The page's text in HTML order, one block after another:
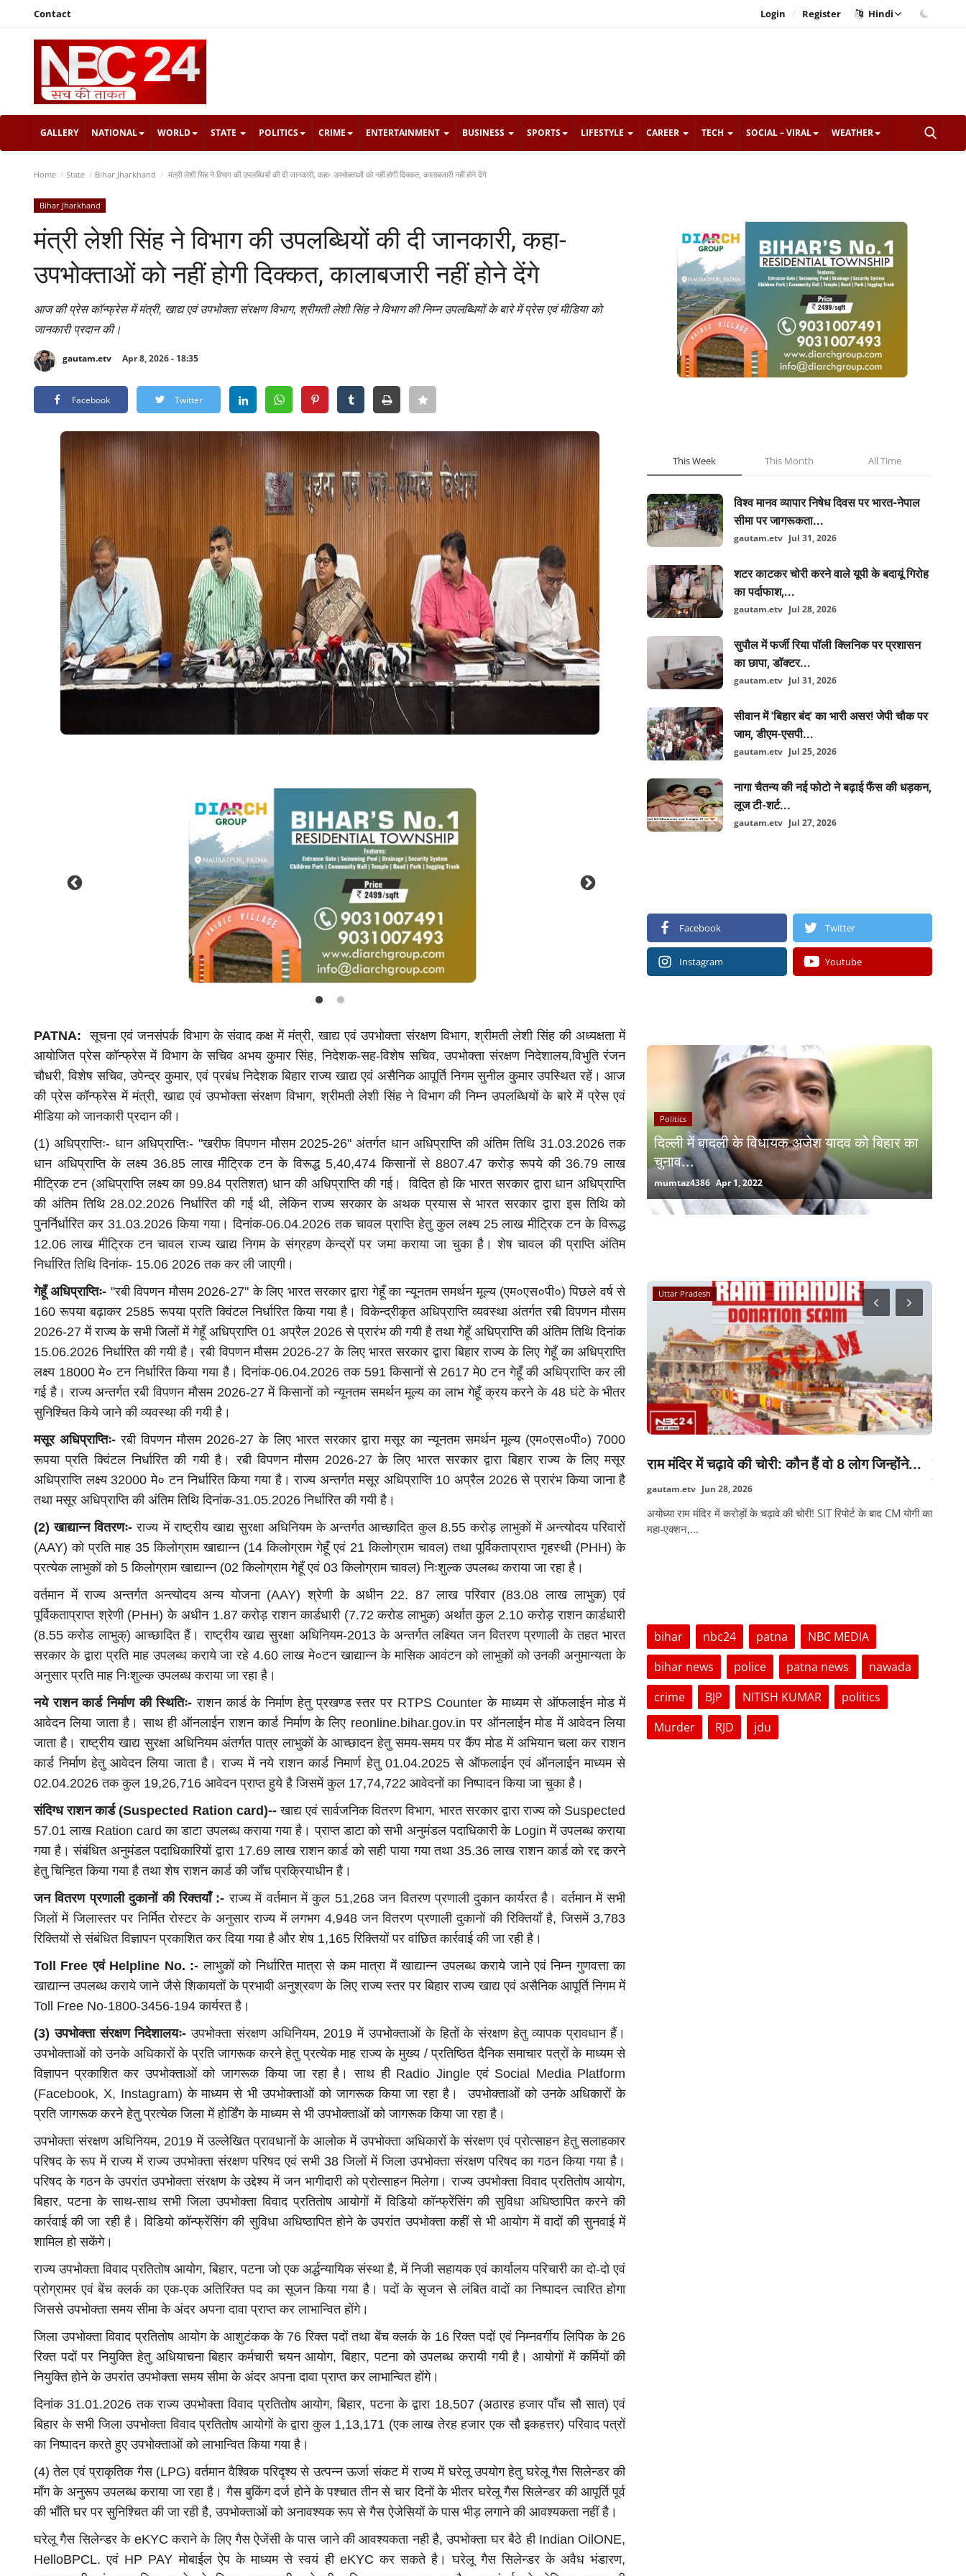
Contact Login / Register Hindi
GALLERY NATIONAL WORLD STATE POLITICS CRIME ENTERTAINMENT BUSINESS SPORTS LIFESTYLE CAREER TECH SOCIAL – VIRAL WEATHER
Home State Bihar Jharkhand मंत्री लेशी सिंह ने विभाग की उपलब्धियों की दी जानकारी, कहा- उपभोक्ताओं को नहीं होगी दिक्कत, कालाबजारी नहीं होने देंगे
Bihar Jharkhand
मंत्री लेशी सिंह ने विभाग की उपलब्धियों की दी जानकारी, कहा-
उपभोक्ताओं को नहीं होगी दिक्कत, कालाबजारी नहीं होने देंगे
आज की प्रेस कॉन्फ्रेस में मंत्री, खाद्य एवं उपभोक्ता संरक्षण विभाग, श्रीमती लेशी सिंह ने विभाग की निम्न उपलब्धियों के बारे में प्रेस एवं मीडिया को
जानकारी प्रदान की।
gautam.etv Apr 8, 2026 - 18:35
Facebook Twitter
PATNA: सूचना एवं जनसंपर्क विभाग के संवाद कक्ष में मंत्री, खाद्य एवं उपभोक्ता संरक्षण विभाग, श्रीमती लेशी सिंह की अध्यक्षता में
आयोजित प्रेस कॉन्फ्रेस में विभाग के सचिव अभय कुमार सिंह, निदेशक-सह-विशेष सचिव, उपभोक्ता संरक्षण निदेशालय,विभुति रंजन
चौधरी, विशेष सचिव, उपेन्द्र कुमार, एवं प्रबंध निदेशक बिहार राज्य खाद्य एवं असैनिक आपूर्ति निगम सुनील कुमार उपस्थित रहें। आज
की प्रेस कॉन्फ्रेस में मंत्री, खाद्य एवं उपभोक्ता संरक्षण विभाग, श्रीमती लेशी सिंह ने विभाग की निम्न उपलब्धियों के बारे में प्रेस एवं
मीडिया को जानकारी प्रदान की।
(1) अधिप्राप्तिः- धान अधिप्राप्तिः- "खरीफ विपणन मौसम 2025-26" अंतर्गत धान अधिप्राप्ति की अंतिम तिथि 31.03.2026 तक
धान अधिप्राप्ति के लक्ष्य 36.85 लाख मीट्रिक टन के विरूद्ध 5,40,474 किसानों से 8807.47 करोड़ रूपये की 36.79 लाख
मीट्रिक टन (अधिप्राप्ति लक्ष्य का 99.84 प्रतिशत) धान की अधिप्राप्ति की गई। विदित हो कि भारत सरकार द्वारा धान अधिप्राप्ति
की अंतिम तिथि 28.02.2026 निर्धारित की गई थी, लेकिन राज्य सरकार के अथक प्रयास से भारत सरकार द्वारा इस तिथि को
पुनर्निर्धारित कर 31.03.2026 किया गया। दिनांक-06.04.2026 तक चावल प्राप्ति हेतु कुल लक्ष्य 25 लाख मीट्रिक टन के विरूद्ध
12.06 लाख मीट्रिक टन चावल राज्य खाद्य निगम के संग्रहण केन्द्रों पर जमा कराया जा चुका है। शेष चावल की प्राप्ति अंतिम
निर्धारित तिथि दिनांक- 15.06 2026 तक कर ली जाएगी।
गेहूँ अधिप्राप्तिः- "रबी विपणन मौसम 2026-27" के लिए भारत सरकार द्वारा गेहूँ का न्यूनतम समर्थन मूल्य (एम०एस०पी०) पिछले वर्ष से
160 रूपया बढ़ाकर 2585 रूपया प्रति क्विंटल निर्धारित किया गया है। विकेन्द्रीकृत अधिप्राप्ति व्यवस्था अंतर्गत रबी विपणन मौसम
2026-27 में राज्य के सभी जिलों में गेहूँ अधिप्राप्ति 01 अप्रैल 2026 से प्रारंभ की गयी है तथा गेहूँ अधिप्राप्ति की अंतिम तिथि दिनांक
15.06.2026 निर्धारित की गयी है। रबी विपणन मौसम 2026-27 के लिए भारत सरकार द्वारा बिहार राज्य के लिए गेहूँ का अधिप्राप्ति
लक्ष्य 18000 मे० टन निर्धारित किया गया है। दिनांक-06.04.2026 तक 591 किसानों से 2617 मे0 टन गेहूँ की अधिप्राप्ति कर ली
गई है। राज्य अन्तर्गत रबी विपणन मौसम 2026-27 में किसानों को न्यूनतम समर्थन मूल्य का लाभ गेहूँ क्रय करने के 48 घंटे के भीतर
सुनिश्चित किये जाने की व्यवस्था की गयी है।
मसूर अधिप्राप्तिः- रबी विपणन मौसम 2026-27 के लिए भारत सरकार द्वारा मसूर का न्यूनतम समर्थन मूल्य (एम०एस०पी०) 7000
रूपया प्रति क्विंटल निर्धारित की गयी है। रबी विपणन मौसम 2026-27 के लिए भारत सरकार द्वारा बिहार राज्य के लिए मसूर
अधिप्राप्ति लक्ष्य 32000 मे० टन निर्धारित किया गया है। राज्य अन्तर्गत मसूर अधिप्राप्ति 10 अप्रैल 2026 से प्रारंभ किया जाना है
तथा मसूर अधिप्राप्ति की अंतिम तिथि दिनांक-31.05.2026 निर्धारित की गयी है।
(2) खाद्यान्न वितरणः- राज्य में राष्ट्रीय खाद्य सुरक्षा अधिनियम के अन्तर्गत आच्छादित कुल 8.55 करोड़ लाभुकों में अन्त्योदय परिवारों
(AAY) को प्रति माह 35 किलोग्राम खाद्यान्न (14 किलोग्राम गेहूँ एवं 21 किलोग्राम चावल) तथा पूर्विकताप्राप्त गृहस्थी (PHH) के
प्रत्येक लाभुकों को 5 किलोग्राम खाद्यान्न (02 किलोग्राम गेहूँ एवं 03 किलोग्राम चावल) निःशुल्क उपलब्ध कराया जा रहा है।
वर्तमान में राज्य अन्तर्गत अन्त्योदय अन्य योजना (AAY) श्रेणी के अधीन 22. 87 लाख परिवार (83.08 लाख लाभुक) एवं
पूर्विकताप्राप्त श्रेणी (PHH) के अधीन 1.87 करोड़ राशन कार्डधारी (7.72 करोड लाभुक) अर्थात कुल 2.10 करोड़ राशन कार्डधारी
(8.55 करोड लाभुक्) आच्छादित हैं। राष्ट्रीय खाद्य सुरक्षा अधिनियम-2013 के अन्तर्गत लक्ष्यित जन वितरण प्रणाली के तहत भारत
सरकार के द्वारा प्रति माह उपलब्ध कराये जा रहे 4.60 लाख मे०टन खाद्यान्न के मासिक आवंटन को लाभुकों को उनकी अनुमान्यता के
अनुसार प्रति माह निःशुल्क उपलब्ध कराया जा रहा है।
नये राशन कार्ड निर्माण की स्थितिः- राशन कार्ड के निर्माण हेतु प्रखण्ड स्तर पर RTPS Counter के माध्यम से ऑफलाईन मोड में
आवेदन लिया जाता है। साथ ही ऑनलाईन राशन कार्ड निर्माण के लिए reonline.bihar.gov.in पर ऑनलाईन मोड में आवेदन लिया
जाता है। राष्ट्रीय खाद्य सुरक्षा अधिनियम अंतर्गत पात्र लाभुकों के आच्छादन हेतु समय-समय पर कैंप मोड में अभियान चला कर राशन
कार्ड निर्माण हेतु आवेदन लिया जाता है। राज्य में नये राशन कार्ड निमार्ण हेतु 01.04.2025 से ऑफलाईन एवं ऑनलाईन माध्यम से
02.04.2026 तक कुल 19,26,716 आवेदन प्राप्त हुये है जिसमें कुल 17,74,722 आवेदनों का निष्पादन किया जा चुका है।
संदिग्ध राशन कार्ड (Suspected Ration card)--खाद्य एवं सार्वजनिक वितरण विभाग, भारत सरकार द्वारा राज्य को Suspected
57.01 लाख Ration card का डाटा उपलब्ध कराया गया है। प्राप्त डाटा को सभी अनुमंडल पदाधिकारी के Login में उपलब्ध कराया
गया है। संबंधित अनुमंडल पदाधिकारियों द्वारा 17.69 लाख राशन कार्ड को सही पाया गया तथा 35.36 लाख राशन कार्ड को रद्द करने
हेतु चिन्हित किया गया है तथा शेष राशन कार्ड की जाँच प्रक्रियाधीन है।
जन वितरण प्रणाली दुकानों की रिक्तयाँ :- राज्य में वर्तमान में कुल 51,268 जन वितरण प्रणाली दुकान कार्यरत है। वर्तमान में सभी
जिलों में जिलास्तर पर निर्मित रोस्टर के अनुसार राज्य में लगभग 4,948 जन वितरण प्रणाली दुकानों की रिक्तियाँ है, जिसमें 3,783
रिक्तियों से संबंधित विज्ञापन प्रकाशित कर दिया गया है और शेष 1,165 रिक्तियों पर वांछित कार्रवाई की जा रही है।
Toll Free एवं Helpline No. :- लाभुकों को निर्धारित मात्रा से कम मात्रा में खाद्यान्न उपलब्ध कराये जाने एवं निम्न गुणवत्ता का
खाद्यान्न उपलब्ध कराये जाने जैसे शिकायतों के प्रभावी अनुश्रवण के लिए राज्य स्तर पर बिहार राज्य खाद्य एवं असैनिक आपूर्ति निगम में
Toll Free No-1800-3456-194 कार्यरत है।
(3) उपभोक्ता संरक्षण निदेशालयः- उपभोक्ता संरक्षण अधिनियम, 2019 में उपभोक्ताओं के हितों के संरक्षण हेतु व्यापक प्रावधान हैं।
उपभोक्ताओं को उनके अधिकारों के प्रति जागरूक करने हेतु प्रत्येक माह राज्य के मुख्य / प्रतिष्ठित दैनिक समाचार पत्रों के माध्यम से
विज्ञापन प्रकाशित कर उपभोक्ताओं को जागरूक किया जा रहा है। साथ ही Radio Jingle एवं Social Media Platform
(Facebook, X, Instagram) के माध्यम से भी उपभोक्ताओं को जागरूक किया जा रहा है। उपभोक्ताओं को उनके अधिकारों के
प्रति जागरूक करने हेतु प्रत्येक जिला में होर्डिंग के माध्यम से भी उपभोक्ताओं को जागरूक किया जा रहा है।
उपभोक्ता संरक्षण अधिनियम, 2019 में उल्लेखित प्रावधानों के आलोक में उपभोक्ता अधिकारों के संरक्षण एवं प्रोत्साहन हेतु सलाहकार
परिषद के रूप में राज्य में राज्य उपभोक्ता संरक्षण परिषद एवं सभी 38 जिलों में जिला उपभोक्ता संरक्षण परिषद का गठन किया गया है।
परिषद के गठन के उपरांत उपभोक्ता संरक्षण के उद्देश्य में जन भागीदारी को प्रोत्साहन मिलेगा। राज्य उपभोक्ता विवाद प्रतितोष आयोग,
बिहार, पटना के साथ-साथ सभी जिला उपभोक्ता विवाद प्रतितोष आयोगों में विडियो कॉन्फ्रेंसिंग की सुविधा अधिष्ठापित करने की
कार्रवाई की जा रही है। विडियो कॉन्फ्रेंसिंग की सुविधा अधिष्ठापित होने के उपरांत उपभोक्ता कहीं से भी आयोग में वादों की सुनवाई में
शामिल हो सकेंगे।
राज्य उपभोक्ता विवाद प्रतितोष आयोग, बिहार, पटना जो एक अर्द्धन्यायिक संस्था है, में निजी सहायक एवं कार्यालय परिचारी का दो-दो एवं
प्रोग्रामर एवं बेंच क्लर्क का एक-एक अतिरिक्त पद का सूजन किया गया है। पदों के सृजन से लंबित वादों का निष्पादन त्वारित होगा
जिससे उपभोक्ता समय सीमा के अंदर अपना दावा प्राप्त कर लाभान्वित होंगे।
जिला उपभोक्ता विवाद प्रतितोष आयोग के आशुटंकक के 76 रिक्त पदों तथा बेंच क्लर्क के 16 रिक्त पदों एवं निम्नवर्गीय लिपिक के 26
रिक्त पदों पर नियुक्ति हेतु अधियाचना बिहार कर्मचारी चयन आयोग, बिहार, पटना को उपलब्ध करायी गयी है। आयोगों में कर्मियों की
नियुक्ति होने के उपरांत उपभोक्ता समय सीमा के अंदर अपना दावा प्राप्त कर लाभान्वित होंगे।
दिनांक 31.01.2026 तक राज्य उपभोक्ता विवाद प्रतितोष आयोग, बिहार, पटना के द्वारा 18,507 (अठारह हजार पाँच सौ सात) एवं
बिहार के सभी जिला उपभोक्ता विवाद प्रतितोष आयोगों के द्वारा कुल 1,13,171 (एक लाख तेरह हजार एक सौ इकहत्तर) परिवाद पत्रों
का निष्पादन करते हुए उपभोक्ताओं को लाभान्वित किया गया है।
(4) तेल एवं प्राकृतिक गैस (LPG) वर्तमान वैश्विक परिदृश्य से उत्पन्न ऊर्जा संकट में राज्य में घरेलू उपयोग हेतु घरेलू गैस सिलेन्डर की
माँग के अनुरूप उपलब्ध कराया जा रहा है। गैस बुकिंग दर्ज होने के पश्चात तीन से चार दिनों के भीतर घरेलू गैस सिलेन्डर की आपूर्ति पूर्व
की भाँति घर पर सुनिश्चित की जा रही है, उपभोक्ताओं को अनावश्यक रूप से गैस ऐजेसियों के पास भीड़ लगाने की आवश्यकता नहीं है।
घरेलू गैस सिलेन्डर के eKYC कराने के लिए गैस ऐजेंसी के पास जाने की आवश्यकता नही है, उपभोक्ता घर बैठे ही Indian OilONE,
HelloBPCL. एवं HP PAY मोबाईल ऐप के माध्यम से स्वयं ही eKYC कर सकते है। घरेलू गैस सिलेन्डर के अवैध भंडारण,
This Week This Month All Time
विश्व मानव व्यापार निषेध दिवस पर भारत-नेपाल
सीमा पर जागरूकता...
gautam.etv Jul 31, 2026
शटर काटकर चोरी करने वाले यूपी के बदायूं गिरोह
का पर्दाफाश,...
gautam.etv Jul 28, 2026
सुपौल में फर्जी रिया पॉली क्लिनिक पर प्रशासन
का छापा, डॉक्टर...
gautam.etv Jul 31, 2026
सीवान में 'बिहार बंद' का भारी असर! जेपी चौक पर
जाम, डीएम-एसपी...
gautam.etv Jul 25, 2026
नागा चैतन्य की नई फोटो ने बढ़ाई फैंस की धड़कन,
लूज टी-शर्ट...
gautam.etv Jul 27, 2026
Facebook Twitter
Instagram Youtube
Politics
दिल्ली में बादली के विधायक अजेश यादव को बिहार का
चुनाव...
mumtaz4386 Apr 1, 2022
Education
16 जून सिविल सेवा परीक्षा से पहले संशोधित करने के लिए
महत्वपूर्ण...
Pushpita Kumari May 20, 2024
यूपीएससी प्रीलिम्स 2024 का प्रयास करने से पहले, उम्मीदवारों के लिए इन
अधिनियमों...
Weather
लखीसराय में आसमानी आफत: खेत में काम कर रहे मजदूरों
पर गिरा...
gautam.etv
लखीसराय के हलसी थाना क्षेत्र में बड़ा हादसा! खेत में काम कर रहे मजदूरों पर
गिरी...
Uttar Pradesh
राम मंदिर में चढ़ावे की चोरी: कौन हैं वो 8 लोग जिन्होंने...
gautam.etv Jun 28, 2026
अयोध्या राम मंदिर में करोड़ों के चढ़ावे की चोरी! SIT रिपोर्ट के बाद CM योगी का
महा-एक्शन,...
bihar nbc24 patna
NBC MEDIA
bihar news
police patna news
nawada
crime
BJP NITISH KUMAR
politics
Murder
RJD jdu